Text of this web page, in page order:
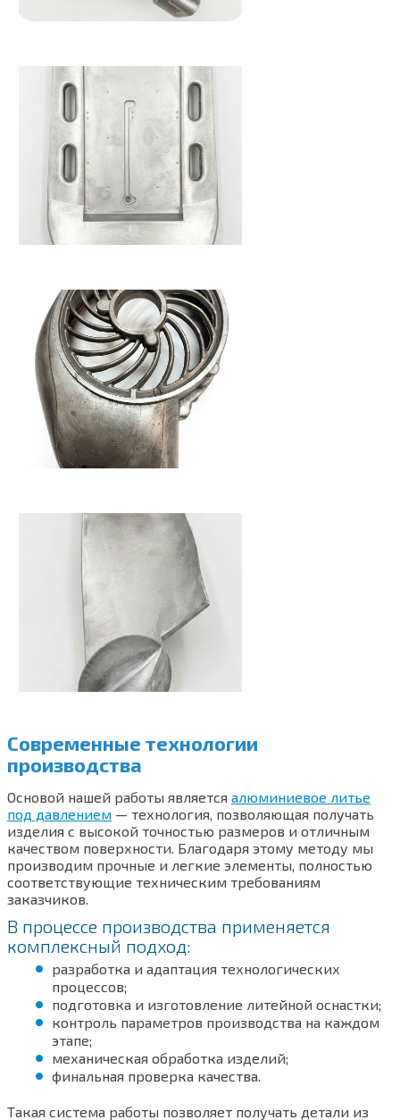
Современные технологии
производства
Основой нашей работы является алюминиевое литье
под давлением — технология, позволяющая получать
изделия с высокой точностью размеров и отличным
качеством поверхности. Благодаря этому методу мы
производим прочные и легкие элементы, полностью
соответствующие техническим требованиям
заказчиков.
В процессе производства применяется
комплексный подход:
разработка и адаптация технологических
процессов;
подготовка и изготовление литейной оснастки;
контроль параметров производства на каждом
этапе;
механическая обработка изделий;
финальная проверка качества.
Такая система работы позволяет получать детали из